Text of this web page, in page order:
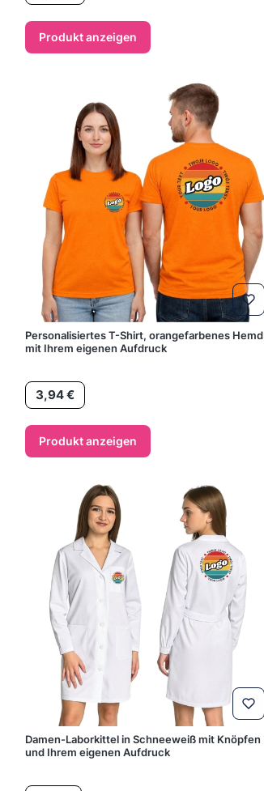
Produkt anzeigen
Personalisiertes T-Shirt, orangefarbenes Hemd
mit Ihrem eigenen Aufdruck
Preis
3,94 €
Produkt anzeigen
Damen-Laborkittel in Schneeweiß mit Knöpfen
und Ihrem eigenen Aufdruck